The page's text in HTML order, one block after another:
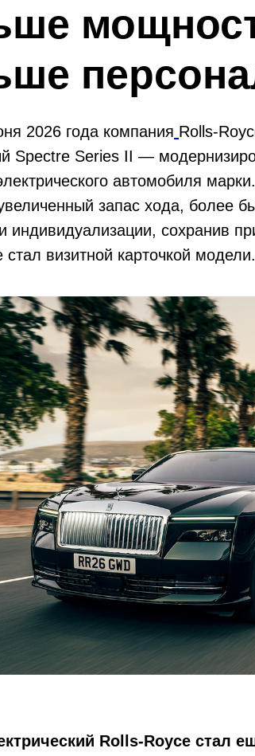
2026 года компания Rolls-
Spectre Series II —
автомобиля
запас хода, более
индивидуализации, сохранив
стал визитной карточкой модели.
Rolls-Royce стал